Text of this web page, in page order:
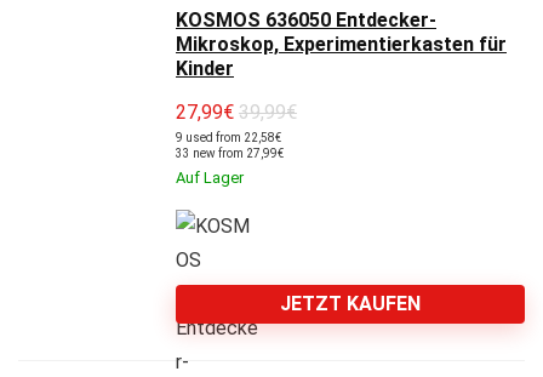
KOSMOS 636050 Entdecker-
Mikroskop, Experimentierkasten für
Kinder
27,99€ 39,99€
9 used from 22,58€
33 new from 27,99€
Auf Lager
JETZT KAUFEN